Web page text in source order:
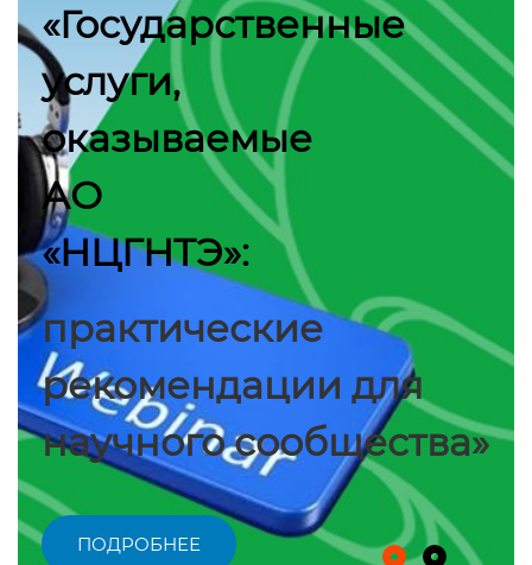
«Государственные
услуги,
оказываемые
АО
«НЦГНТЭ»:
практические
рекомендации для
научного сообщества»
ПОДРОБНЕЕ